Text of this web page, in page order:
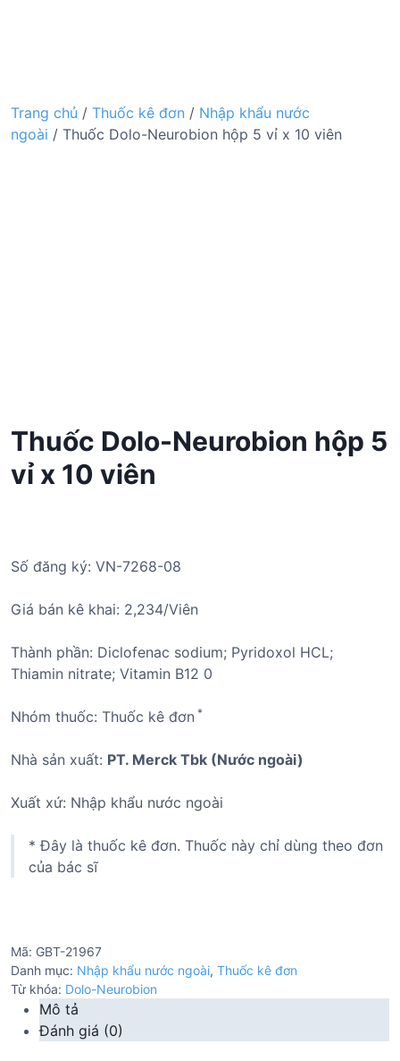
Trang chủ / Thuốc kê đơn / Nhập khẩu nước
ngoài / Thuốc Dolo-Neurobion hộp 5 vỉ x 10 viên
Thuốc Dolo-Neurobion hộp 5
vỉ x 10 viên
Số đăng ký: VN-7268-08
Giá bán kê khai: 2,234/Viên
Thành phần: Diclofenac sodium; Pyridoxol HCL;
Thiamin nitrate; Vitamin B12 0
Nhóm thuốc: Thuốc kê đơn *
Nhà sản xuất: PT. Merck Tbk (Nước ngoài)
Xuất xứ: Nhập khẩu nước ngoài
* Đây là thuốc kê đơn. Thuốc này chỉ dùng theo đơn
của bác sĩ
Mã: GBT-21967
Danh mục: Nhập khẩu nước ngoài, Thuốc kê đơn
Từ khóa: Dolo-Neurobion
Mô tả
Đánh giá (0)